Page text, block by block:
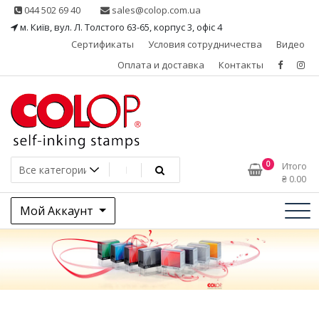
Skip 044 502 69 40
sales@colop.com.ua
м. Київ, вул. Л. Толстого 63-65, корпус 3, офіс 4
Сертификаты
Условия сотрудничества
Видео
Оплата и доставка
Контакты
КОЛОП – эксклюзивный
представитель в Украине
одного из ведущих
производителей
штемпельной продукции,
0
Итого
₴ 0.00
Мой Аккаунт